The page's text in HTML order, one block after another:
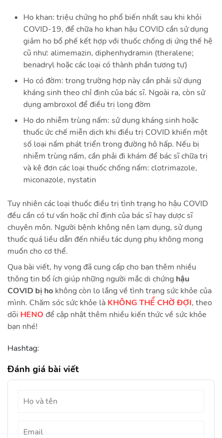
Ho khan: triệu chứng ho phổ biến nhất sau khi khỏi
COVID-19, để chữa ho khan hậu COVID cần sử dụng
giảm ho bổ phế kết hợp với thuốc chống dị ứng thế hệ
cũ như: alimemazin, diphenhydramin (theralene;
benadryl hoặc các loại có thành phần tương tự)
Ho có đờm: trong trường hợp này cần phải sử dụng
kháng sinh theo chỉ định của bác sĩ. Ngoài ra, còn sử
dụng ambroxol để điều trị long đờm
Ho do nhiễm trùng nấm: sử dụng kháng sinh hoặc
thuốc ức chế miễn dịch khi điều trị COVID khiến một
số loại nấm phát triển trong đường hô hấp. Nếu bị
nhiễm trùng nấm, cần phải đi khám để bác sĩ chữa trị
và kê đơn các loại thuốc chống nấm: clotrimazole,
miconazole, nystatin
Tuy nhiên các loại thuốc điều trị tình trạng ho hậu COVID
đều cần có tư vấn hoặc chỉ định của bác sĩ hay dược sĩ
chuyên môn. Người bệnh không nên lạm dụng, sử dụng
thuốc quá liều dẫn đến nhiều tác dụng phụ không mong
muốn cho cơ thể.
Qua bài viết, hy vọng đã cung cấp cho bạn thêm nhiều
thông tin bổ ích giúp những người mắc di chứng hậu
COVID bị ho không còn lo lắng về tình trạng sức khỏe của
mình. Chăm sóc sức khỏe là KHÔNG THỂ CHỜ ĐỢI, theo
dõi HENO để cập nhật thêm nhiều kiến thức về sức khỏe
bạn nhé!
Hashtag:
Đánh giá bài viết